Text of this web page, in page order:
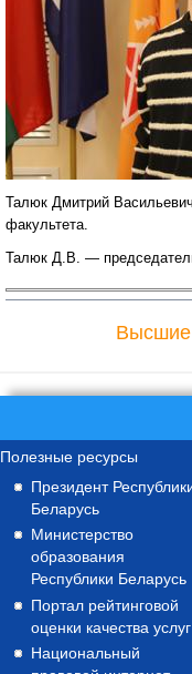
Талюк Дмитрий
факультета.
Талюк Д.В. —
Высшие
Полезные ресурсы
Президент
Беларусь
Министерство
образования
Республики Беларусь
Портал рейтинговой
оценки качества услуг
Национальный